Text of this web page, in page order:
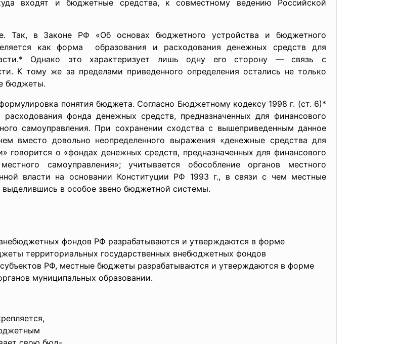
куда входят и бюджетные средства, к совместному ведению Российской
Так, в Законе РФ «Об основах бюджетного устройства и бюджетного
как форма образования и расходования денежных средств для
Однако это характеризует лишь одну его сторону — связь с
К тому же за пределами приведенного определения остались не только
бюджеты.
понятия бюджета. Согласно Бюджетному кодексу 1998 г. (ст. 6)*
фонда денежных средств, предназначенных для финансового
самоуправления. При сохранении сходства с вышеприведенным данное
вместо довольно неопределенного выражения «денежные средства для
говорится о «фондах денежных средств, предназначенных для финансового
самоуправления»; учитывается обособление органов местного
власти на основании Конституции РФ 1993 г., в связи с чем местные
в особое звено бюджетной системы.
фондов РФ разрабатываются и утверждаются в форме
территориальных государственных внебюджетных фондов
РФ, местные бюджеты разрабатываются и утверждаются в форме
муниципальных образовании.